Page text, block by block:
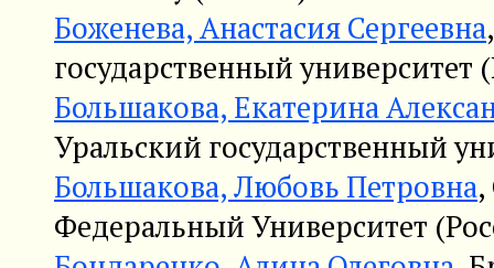
Боженева, Анастасия Сергеевна
государственный университет
Большакова, Екатерина
Уральский государственный
Большакова, Любовь Петровна
Федеральный Университет